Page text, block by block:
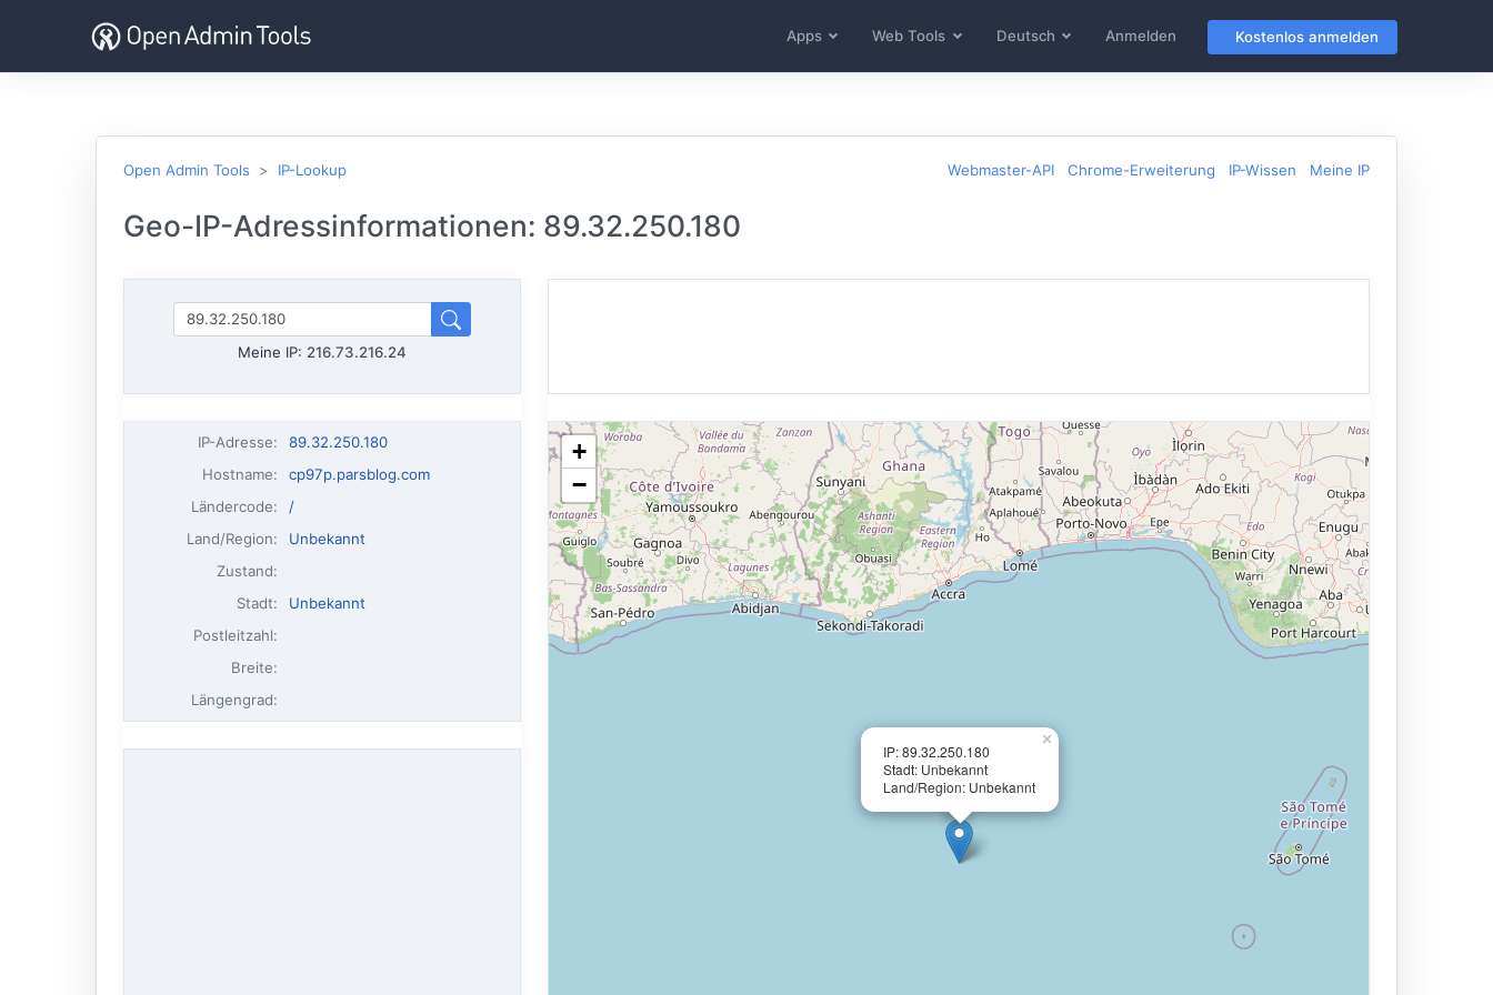
Apps Web Tools Deutsch Anmelden Kostenlos anmelden
Open Admin Tools IP-Lookup Webmaster-API Chrome-Erweiterung IP-Wissen Meine IP
Geo-IP-Adressinformationen: 89.32.250.180
Meine IP: 216.73.216.24
IP-Adresse:
89.32.250.180
Hostname:
cp97p.parsblog.com
Ländercode:
/
Land/Region:
Unbekannt
Zustand:
Stadt:
Unbekannt
Postleitzahl:
Breite:
Längengrad:
IP: 89.32.250.180
Stadt: Unbekannt
Land/Region: Unbekannt
×
+
−